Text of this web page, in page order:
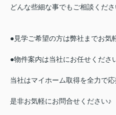
どんな些細な事でもご相談くださ
●見学ご希望の方は弊社までお気
●物件案内は当社にお任せくださ
当社はマイホーム取得を全力で応
是非お気軽にお問合せください♪